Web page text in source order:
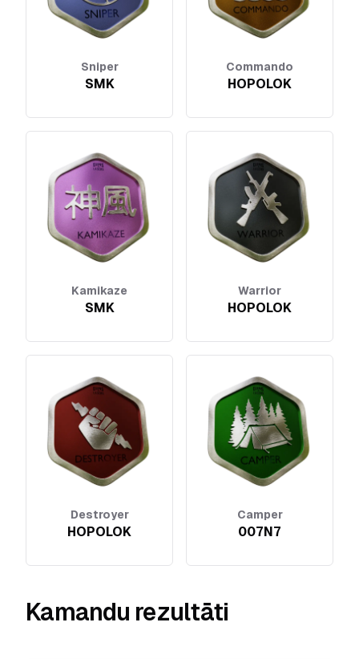
Sniper
SMK
Commando
HOPOLOK
Kamikaze
SMK
Warrior
HOPOLOK
Destroyer
HOPOLOK
Camper
007N7
Kamandu rezultāti